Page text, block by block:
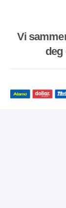
Vi
deg